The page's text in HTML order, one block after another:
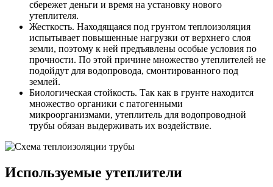
сбережет деньги и время на установку нового
утеплителя.
Жесткость. Находящаяся под грунтом теплоизоляция
испытывает повышенные нагрузки от верхнего слоя
земли, поэтому к ней предъявлены особые условия по
прочности. По этой причине множество утеплителей не
подойдут для водопровода, смонтированного под
землей.
Биологическая стойкость. Так как в грунте находится
множество органики с патогенными
микроорганизмами, утеплитель для водопроводной
трубы обязан выдерживать их воздействие.
Используемые утеплители